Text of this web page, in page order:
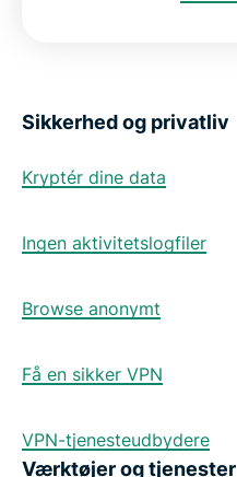
Sikkerhed og privatliv
Kryptér dine data
Ingen aktivitetslogfiler
Browse anonymt
Få en sikker VPN
VPN-tjenesteudbydere
Værktøjer og tjenester